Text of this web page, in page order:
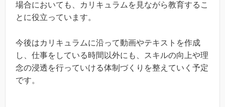
場合においても、カリキュラムを見ながら教育するこ
とに役立っています。
今後はカリキュラムに沿って動画やテキストを作成
し、仕事をしている時間以外にも、スキルの向上や理
念の浸透を行っていける体制づくりを整えていく予定
です。